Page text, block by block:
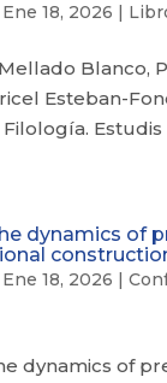
Ene 18, 2026 |
Blanco,
Esteban-
dynamics of
Ene 18, 2026 |
dynamics of